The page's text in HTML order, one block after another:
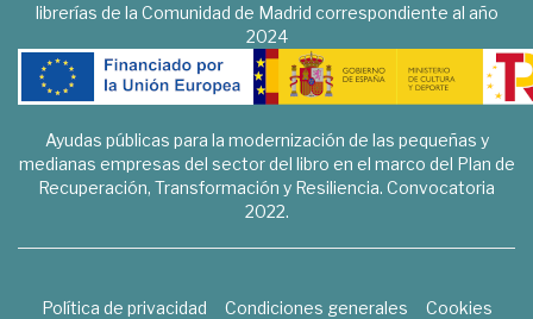
librerías de la Comunidad de Madrid correspondiente al año
2024
Ayudas públicas para la modernización de las pequeñas y
medianas empresas del sector del libro en el marco del Plan de
Recuperación, Transformación y Resiliencia. Convocatoria
2022.
Política de privacidad Condiciones generales
Cookies